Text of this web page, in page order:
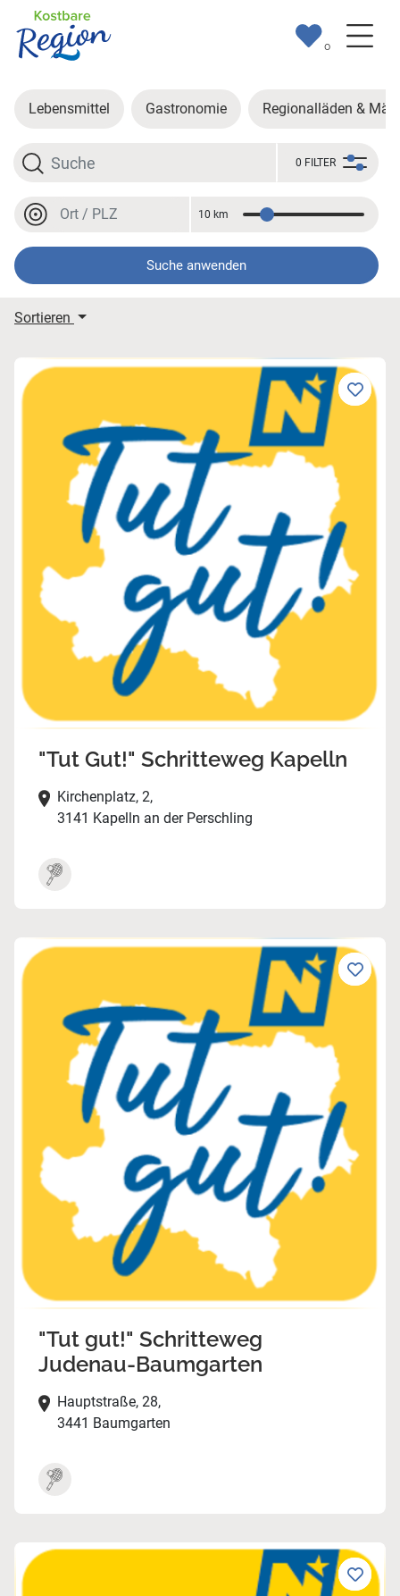
0
Lebensmittel Gastronomie Regionalläden &
Suche
0 FILTER
Ort oder PLZ
Entfernung
10 km
Suche anwenden
Meine Suchergebnisse
Sortieren
"Tut Gut!" Schritteweg Kapelln
Kirchenplatz, 2,
3141 Kapelln an der Perschling
"Tut gut!" Schritteweg
Judenau-Baumgarten
Hauptstraße, 28,
3441 Baumgarten